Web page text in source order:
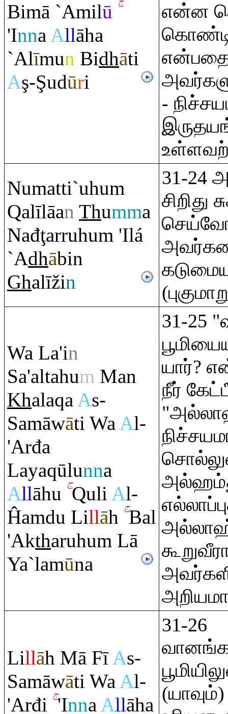
Bimā `Amilū
'InnaAllāha
`Alīmun Bidhāti
Aş-Şudūri
என்ன
என்பதை
-
Numatti`uhum
Qalīlāan Thumma
Nađţarruhum 'Ilá
`Adhābin
Ghalīžin
31-24
சிறிது
Wa La'in
Sa'altahum Man
KhalaqaAs-
Samāwāti WaAl-
'Arđa
Layaqūlunna
Allāhu Quli Al-
Ĥamdu Lillāh Bal
'Aktharuhum Lā
Ya`lamūna
31-25
யார்?
நீர்
Lillāh Mā FīAs-
Samāwāti WaAl-
'Arđi 'InnaAllāha
31-26